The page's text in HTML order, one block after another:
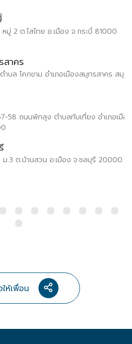
อง จ.กระบี่ 81000
อเมืองสมุทรสาคร สมุทรสาคร 74000
ลทับเที่ยง อำเภอเมือง จังหวัดตรัง
มือง จ.ชลบุรี 20000
ห้เพื่อน